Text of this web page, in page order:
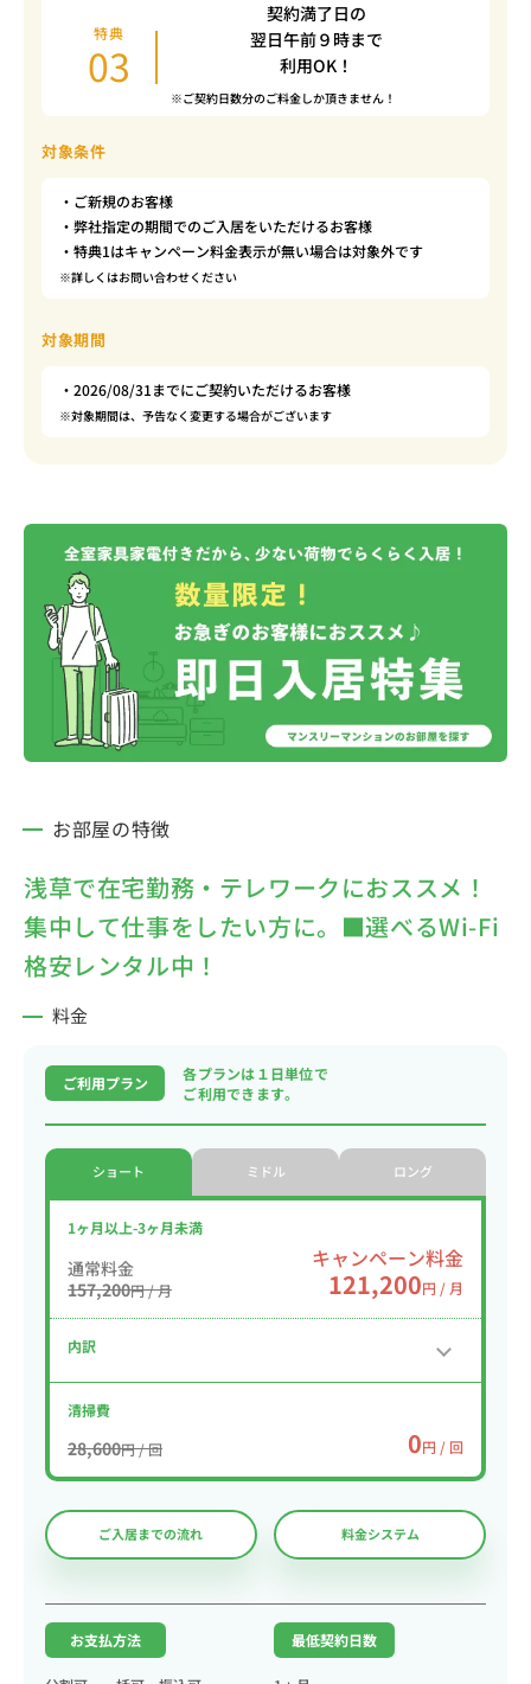
特典
03
契約満了日の
翌日午前９時まで
利用OK！
※ご契約日数分のご料金しか頂きません！
対象条件
・ご新規のお客様
・弊社指定の期間でのご入居をいただけるお客様
・特典1はキャンペーン料金表示が無い場合は対象外です
※詳しくはお問い合わせください
対象期間
・2026/08/31までにご契約いただけるお客様
※対象期間は、予告なく変更する場合がございます
お部屋の特徴
浅草で在宅勤務・テレワークにおススメ！
集中して仕事をしたい方に。■選べるWi-Fi
格安レンタル中！
料金
ご利用プラン
各プランは１日単位で
ご利用できます。
ショート ミドル ロング
1ヶ月以上-3ヶ月未満
通常料金
157,200円 / 月
キャンペーン料金
121,200円 / 月
内訳
清掃費
28,600円 / 回 0円 / 回
ご入居までの流れ 料金システム
お支払方法 最低契約日数